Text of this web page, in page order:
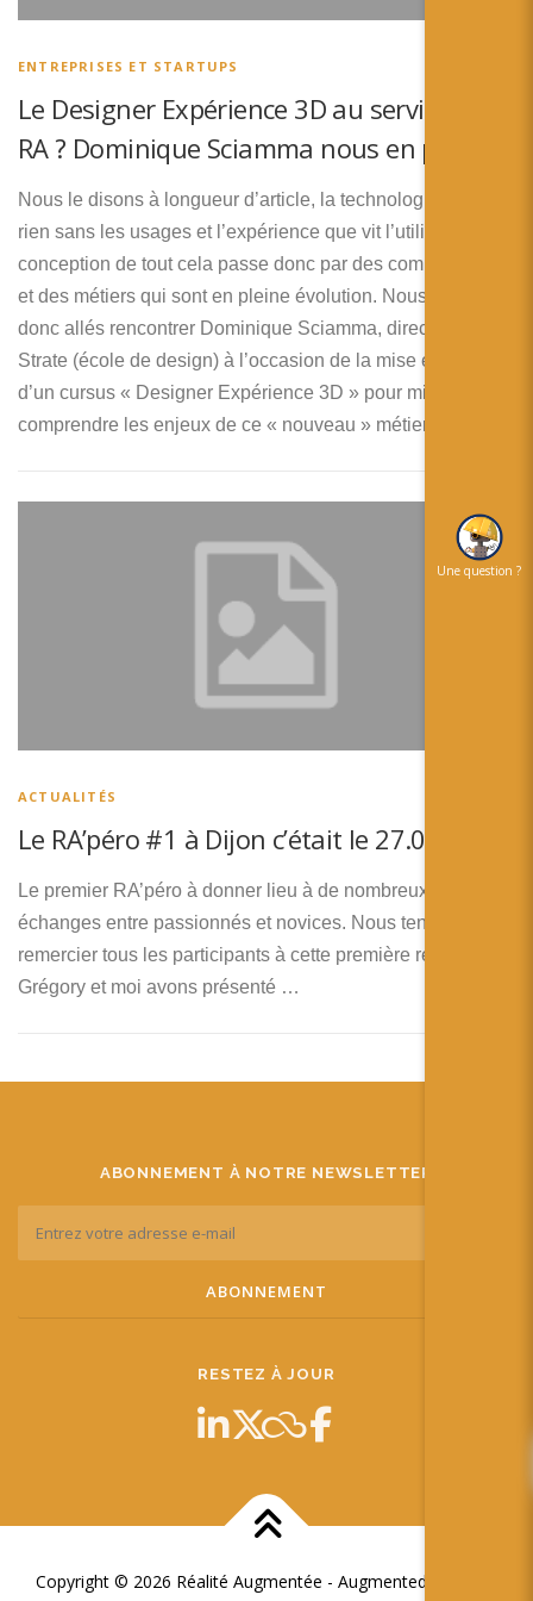
Español
ENTREPRISES ET STARTUPS
Le Designer Expérience 3D au service de la
RA ? Dominique Sciamma nous en parle !
Nous le disons à longueur d’article, la technologie n’est
rien sans les usages et l’expérience que vit l’utilisateur. La
conception de tout cela passe donc par des compétences
et des métiers qui sont en pleine évolution. Nous sommes
donc allés rencontrer Dominique Sciamma, directeur de
Strate (école de design) à l’occasion de la mise en place
d’un cursus « Designer Expérience 3D » pour mieux
comprendre les enjeux de ce « nouveau » métier.
ACTUALITÉS
Le RA’péro #1 à Dijon c’était le 27.05.2010
Le premier RA’péro à donner lieu à de nombreux
échanges entre passionnés et novices. Nous tenons à
remercier tous les participants à cette première rencontre.
Grégory et moi avons présenté …
ABONNEMENT À NOTRE NEWSLETTER
RESTEZ À JOUR
Copyright © 2026 Réalité Augmentée - Augmented Reality
Une question ?